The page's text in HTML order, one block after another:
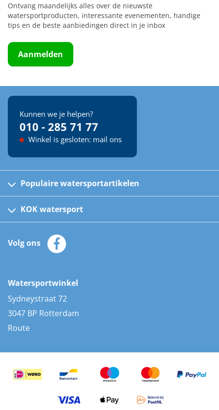
Ontvang maandelijks alles over de nieuwste
watersportproducten, interessante evenementen, handige
tips en de beste aanbiedingen direct in je inbox
Aanmelden
Kunnen we je helpen?
010 - 285 71 77
Winkel is gesloten: mail ons
Populaire watersportartikelen
Kinder reddingsvesten
Automatische reddingsvesten
Zeilkleding
Zonnepanelen
AIS transponders
Stootwillen en fenders
Bootkussens
Zwemtrappen
KOK watersport
Klantenservice
Merken
Volg ons
Watersportwinkel
Sydneystraat 72
3047 BP Rotterdam
Route